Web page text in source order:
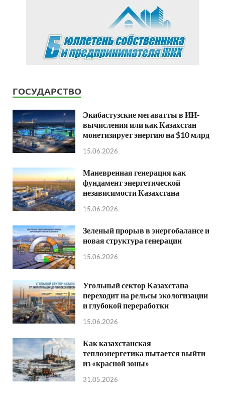
ГОСУДАРСТВО
Экибастузские мегаватты в ИИ-
вычисления или как Казахстан
монетизирует энергию на $10 млрд
15.06.2026
Маневренная генерация как
фундамент энергетической
независимости Казахстана
15.06.2026
Зеленый прорыв в энергобалансе и
новая структура генерации
15.06.2026
Угольный сектор Казахстана
переходит на рельсы экологизации
и глубокой переработки
15.06.2026
Как казахстанская
теплоэнергетика пытается выйти
из «красной зоны»
31.05.2026